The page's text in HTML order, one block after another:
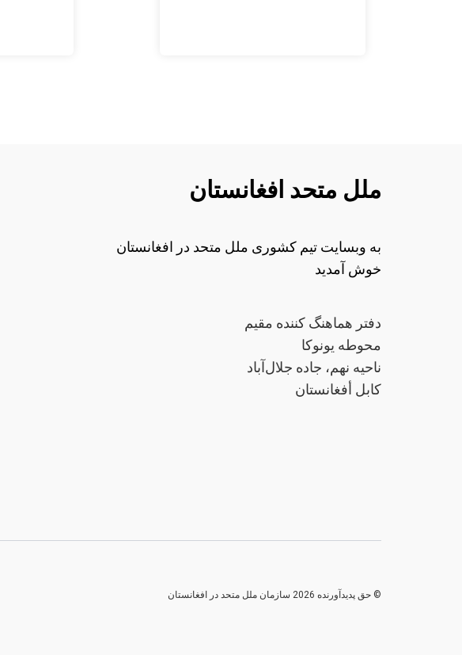
ملل متحد افغانستان
به وبسایت تیم کشوری ملل متحد در افغانستان
خوش آمدید
دفتر هماهنگ کننده مقیم
محوطه یونوکا
ناحیه نهم، جاده جلال‌آباد
کابل أفغانستان
© حق پدیدآورنده 2026 سازمان ملل متحد در افغانستان